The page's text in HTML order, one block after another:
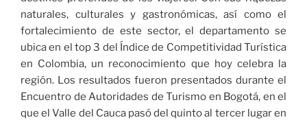
naturales, culturales y gastronómicas, así como el
fortalecimiento de este sector, el departamento se
ubica en el top 3 del Índice de Competitividad Turística
en Colombia, un reconocimiento que hoy celebra la
región. Los resultados fueron presentados durante el
Encuentro de Autoridades de Turismo en Bogotá, en el
que el Valle del Cauca pasó del quinto al tercer lugar en